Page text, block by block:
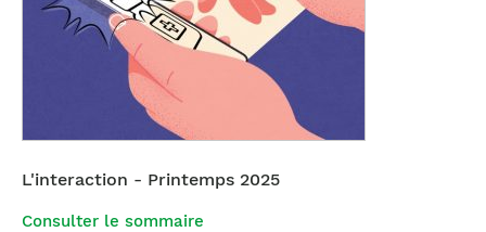
L'interaction - Printemps 2025
Consulter le sommaire